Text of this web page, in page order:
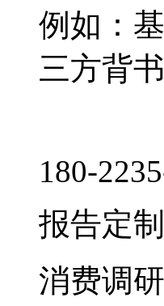
例如：
三方背
180-
报告定制
消费调